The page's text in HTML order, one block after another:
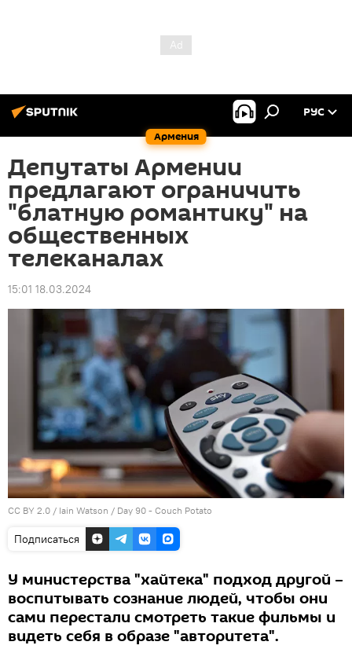
Армения
РУС
Депутаты Армении
предлагают ограничить
"блатную романтику" на
общественных
телеканалах
15:01 18.03.2024
CC BY 2.0 / Iain Watson / Day 90 - Couch Potato
Подписаться
У министерства "хайтека" подход другой –
воспитывать сознание людей, чтобы они
сами перестали смотреть такие фильмы и
видеть себя в образе "авторитета".